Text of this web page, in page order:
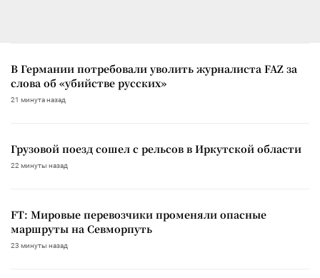
В Германии потребовали уволить журналиста FAZ за
слова об «убийстве русских»
21 минута назад
Грузовой поезд сошел с рельсов в Иркутской области
22 минуты назад
FT: Мировые перевозчики променяли опасные
маршруты на Севморпуть
23 минуты назад